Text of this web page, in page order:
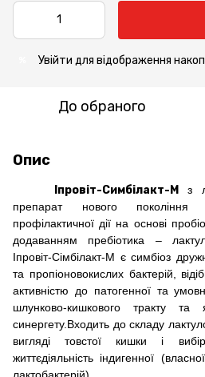
Увійти для відображення
До обраного
Опис
Іпровіт-Симбілакт-Мз
препарат нового покоління
профілактичної дії на основі
додаванням пребіотика –
Іпровіт-Сімбілакт-М є симбіоз
та пропіоновокислих бактерій,
активністю до патогенної та
шлунково-кишкового тракту
синергету.Входить до складу
вигляді товстої кишки і
життєдіяльність індигенної
лактобактерій).